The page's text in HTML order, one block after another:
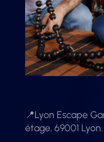
📍Lyon Escape
étage, 69001 Lyon.